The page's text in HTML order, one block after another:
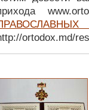
ortodox.md/